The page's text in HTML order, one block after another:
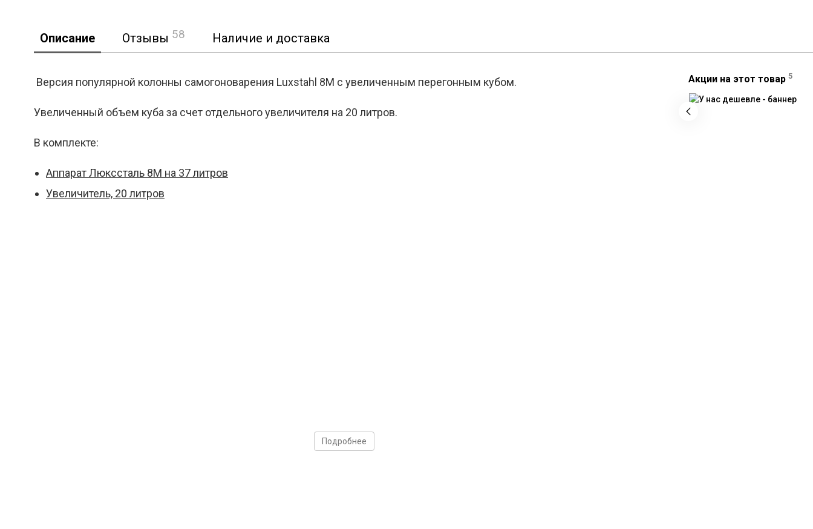
Описание Отзывы 58 Наличие и доставка
Версия популярной колонны самогоноварения Luxstahl 8М с увеличенным перегонным кубом.
Увеличенный объем куба за счет отдельного увеличителя на 20 литров.
В комплекте:
Аппарат Люкссталь 8М на 37 литров
Увеличитель, 20 литров
Подробнее
Акции на этот товар 5
Реклама